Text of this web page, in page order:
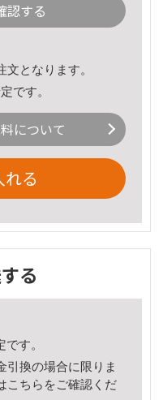
認する
となります。
です。
について
る
る
す。
引換の場合に限りま
こちら をご確認くだ